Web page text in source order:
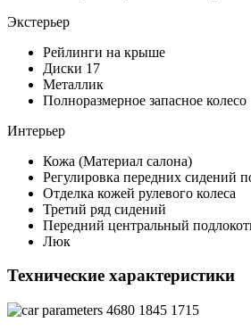
Экстерьер
Рейлинги на крыше
Диски 17
Металлик
Полноразмерное запасное колесо
Интерьер
Кожа (Материал салона)
Регулировка передних сидений
Отделка кожей рулевого колеса
Третий ряд сидений
Передний центральный
Люк
Технические характеристики
4680 1845 1715